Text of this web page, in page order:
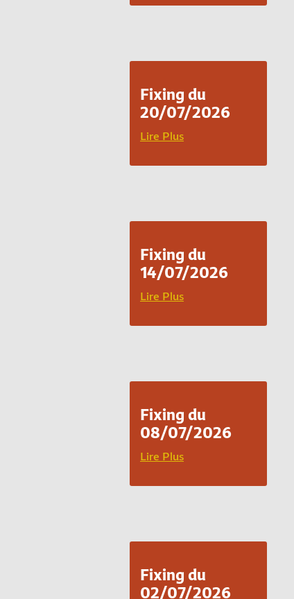
Fixing du
20/07/2026
Lire Plus
Fixing du
14/07/2026
Lire Plus
Fixing du
08/07/2026
Lire Plus
Fixing du
02/07/2026